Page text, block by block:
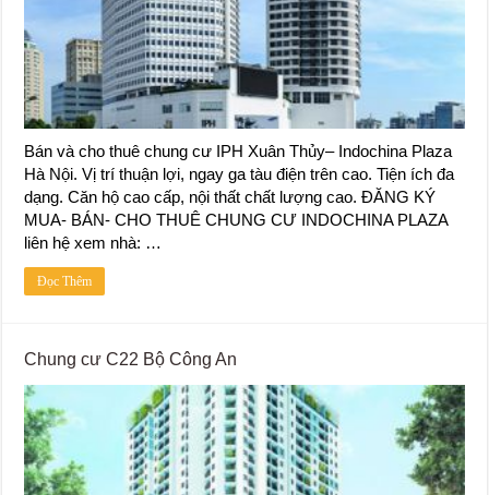
Bán và cho thuê chung cư IPH Xuân Thủy– Indochina Plaza
Hà Nội. Vị trí thuận lợi, ngay ga tàu điện trên cao. Tiện ích đa
dạng. Căn hộ cao cấp, nội thất chất lượng cao. ĐĂNG KÝ
MUA- BÁN- CHO THUÊ CHUNG CƯ INDOCHINA PLAZA
liên hệ xem nhà: …
Đọc Thêm
Chung cư C22 Bộ Công An